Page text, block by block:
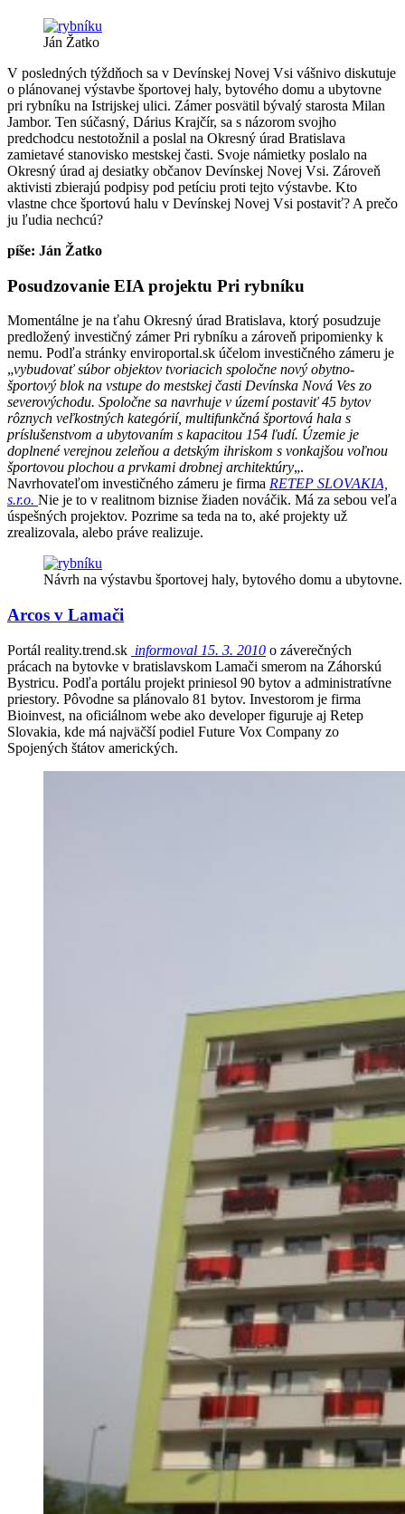
Ján Žatko
V posledných týždňoch sa v Devínskej Novej Vsi vášnivo diskutuje
o plánovanej výstavbe športovej haly, bytového domu a ubytovne
pri rybníku na Istrijskej ulici. Zámer posvätil bývalý starosta Milan
Jambor. Ten súčasný, Dárius Krajčír, sa s názorom svojho
predchodcu nestotožnil a poslal na Okresný úrad Bratislava
zamietavé stanovisko mestskej časti. Svoje námietky poslalo na
Okresný úrad aj desiatky občanov Devínskej Novej Vsi. Zároveň
aktivisti zbierajú podpisy pod petíciu proti tejto výstavbe. Kto
vlastne chce športovú halu v Devínskej Novej Vsi postaviť? A prečo
ju ľudia nechcú?
píše: Ján Žatko
Posudzovanie EIA projektu Pri rybníku
Momentálne je na ťahu Okresný úrad Bratislava, ktorý posudzuje
predložený investičný zámer Pri rybníku a zároveň pripomienky k
nemu. Podľa stránky enviroportal.sk účelom investičného zámeru je
„vybudovať súbor objektov tvoriacich spoločne nový obytno-
športový blok na vstupe do mestskej časti Devínska Nová Ves zo
severovýchodu. Spoločne sa navrhuje v území postaviť 45 bytov
rôznych veľkostných kategórií, multifunkčná športová hala s
príslušenstvom a ubytovaním s kapacitou 154 ľudí. Územie je
doplnené verejnou zeleňou a detským ihriskom s vonkajšou voľnou
športovou plochou a prvkami drobnej architektúry„.
Navrhovateľom investičného zámeru je firma RETEP SLOVAKIA,
s.r.o. Nie je to v realitnom biznise žiaden nováčik. Má za sebou veľa
úspešných projektov. Pozrime sa teda na to, aké projekty už
zrealizovala, alebo práve realizuje.
Návrh na výstavbu športovej haly, bytového domu a ubytovne.
Arcos v Lamači
Portál reality.trend.sk informoval 15. 3. 2010 o záverečných
prácach na bytovke v bratislavskom Lamači smerom na Záhorskú
Bystricu. Podľa portálu projekt priniesol 90 bytov a administratívne
priestory. Pôvodne sa plánovalo 81 bytov. Investorom je firma
Bioinvest, na oficiálnom webe ako developer figuruje aj Retep
Slovakia, kde má najväčší podiel Future Vox Company zo
Spojených štátov amerických.